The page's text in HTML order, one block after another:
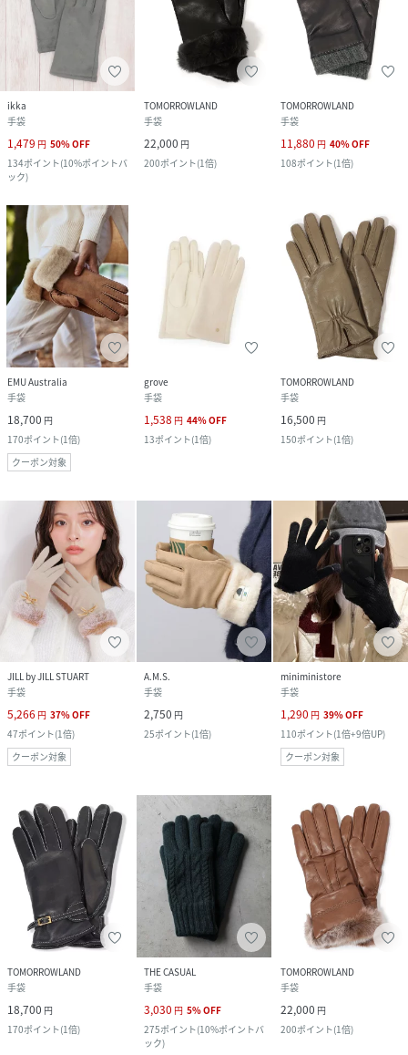
ikka
手袋
1,479 円 50%OFF
134ポイント(10%ポイントバ
ック)
TOMORROWLAND
手袋
22,000 円
200ポイント(1倍)
TOMORROWLAND
手袋
11,880 円 40%OFF
108ポイント(1倍)
EMU Australia
手袋
18,700 円
170ポイント(1倍)
クーポン対象
grove
手袋
1,538 円 44%OFF
13ポイント(1倍)
TOMORROWLAND
手袋
16,500 円
150ポイント(1倍)
JILL by JILL STUART
手袋
5,266 円 37%OFF
47ポイント(1倍)
クーポン対象
A.M.S.
手袋
2,750 円
25ポイント(1倍)
miniministore
手袋
1,290 円 39%OFF
110ポイント(1倍+9倍UP)
クーポン対象
TOMORROWLAND
手袋
18,700 円
170ポイント(1倍)
THE CASUAL
手袋
3,030 円 5%OFF
275ポイント(10%ポイントバ
ック)
TOMORROWLAND
手袋
22,000 円
200ポイント(1倍)